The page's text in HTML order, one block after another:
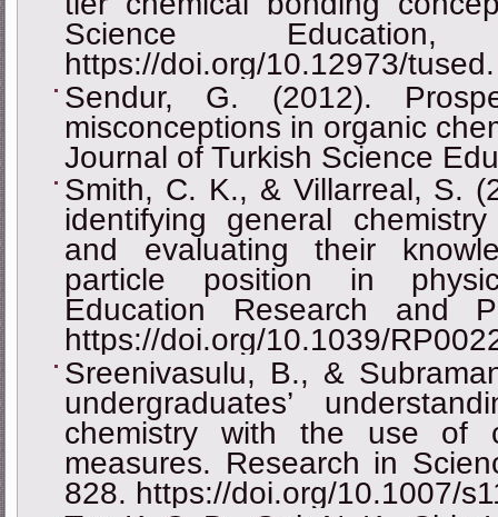
Science
https://doi.org/10.12973/
Sendur, G. (2012).
misconceptions in organic
Journal of Turkish Science
Smith, C. K., & Villarreal, S.
identifying general chemistry
and evaluating their
particle position in
Education Research and
https://doi.org/10.1039/
Sreenivasulu, B., &
undergraduates’
chemistry with the use of
measures. Research in
828. https://doi.org/10.1007/